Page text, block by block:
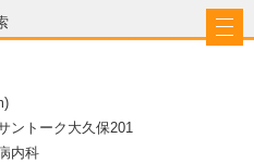
)
ントーク大久保201
内科